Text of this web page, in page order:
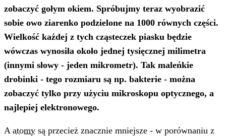
zobaczyć gołym okiem. Spróbujmy teraz wyobrazić
sobie owo ziarenko podzielone na 1000 równych części.
Wielkość każdej z tych cząsteczek piasku będzie
wówczas wynosiła około jednej tysięcznej milimetra
(innymi słowy - jeden mikrometr). Tak maleńkie
drobinki - tego rozmiaru są np. bakterie - można
zobaczyć tylko przy użyciu mikroskopu optycznego, a
najlepiej elektronowego.
A atomy są przecież znacznie mniejsze - w porównaniu z